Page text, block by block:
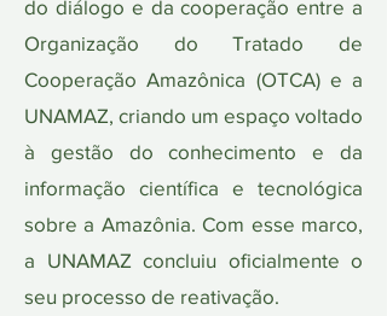
do diálogo e da cooperação entre a
Organização do Tratado de
Cooperação Amazônica (OTCA) e a
UNAMAZ, criando um espaço voltado
à gestão do conhecimento e da
informação científica e tecnológica
sobre a Amazônia. Com esse marco,
a UNAMAZ concluiu oficialmente o
seu processo de reativação.